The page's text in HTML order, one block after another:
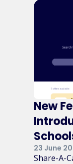
New
23 June
Share-A-